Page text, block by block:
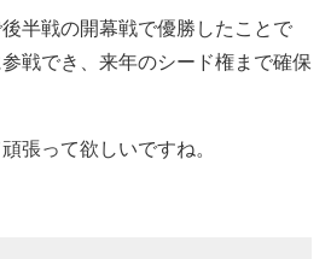
半戦の開幕戦で優勝したことで
戦でき、来年のシード権まで確保
張って欲しいですね。